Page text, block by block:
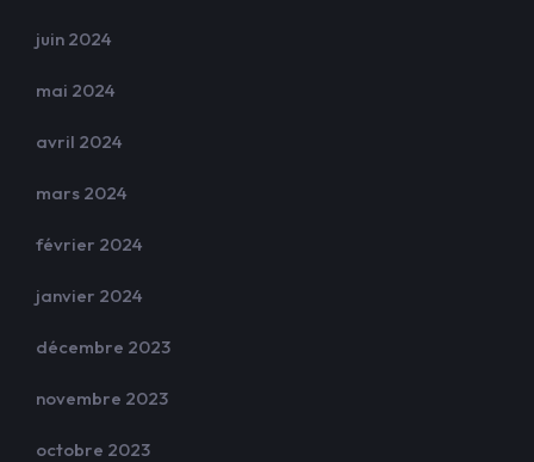
juin 2024
mai 2024
avril 2024
mars 2024
février 2024
janvier 2024
décembre 2023
novembre 2023
octobre 2023